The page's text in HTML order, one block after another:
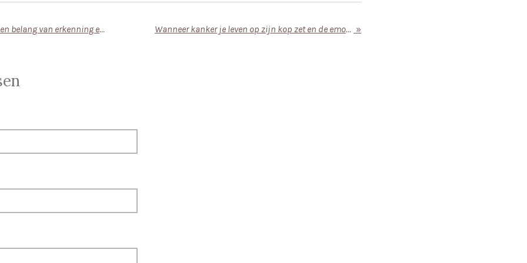
Rouw na een scheiding en belang van erkenning en verwerking van verlies Wanneer kanker je leven op zijn kop zet en de emotionele impact van een diagnose »